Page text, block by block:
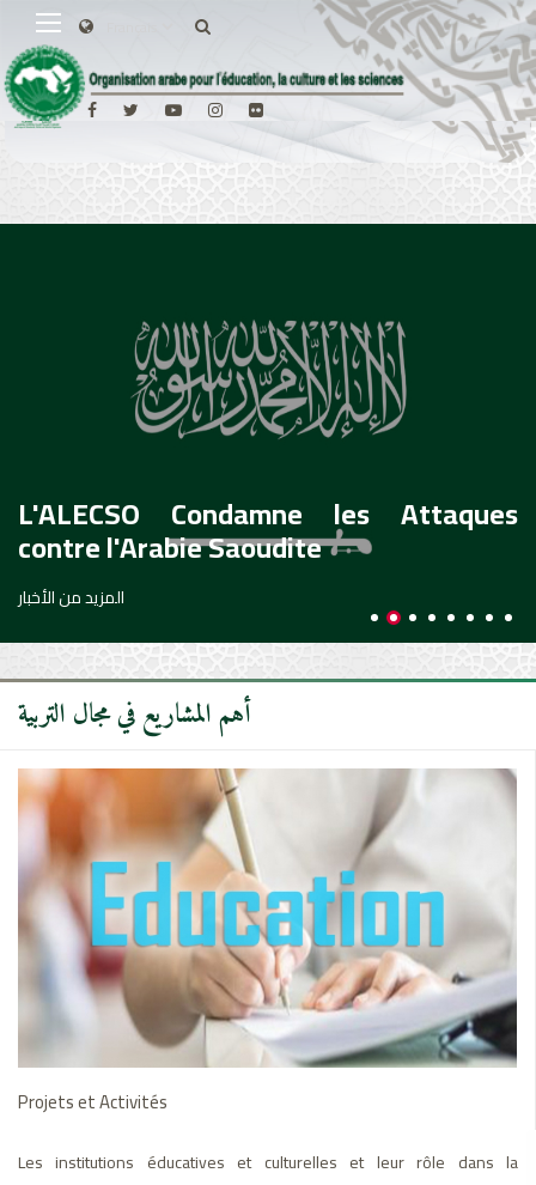
L'ALECSO Condamne les Attaques
contre l'Arabie Saoudite
المزيد من الأخبار
أهم المشاريع في مجال التربية
Projets et Activités
Les institutions éducatives et culturelles et leur rôle dans la